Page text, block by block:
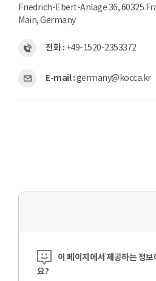
Friedrich-Ebert-Anlage 36, 60325
Main, Germany
전화 : +49-1520-2353372
E-mail :germany@kocca.kr
콘텐츠 만족도 조사
이 페이지에서 제공하는 정
요?